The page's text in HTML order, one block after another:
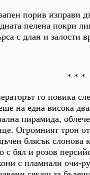
порив изправи
пелена покри
с длан и залости
* * *
го повика
на една висока
пирамида,
Огромният трон
блясък слонова
с бял и розов
с пламнали очи-